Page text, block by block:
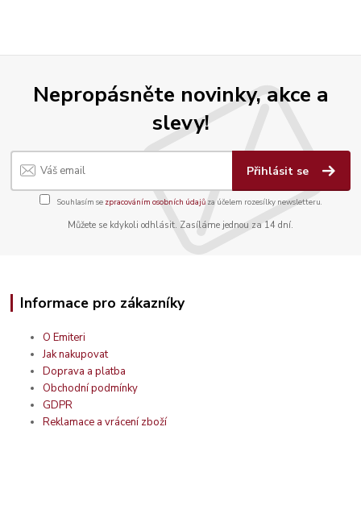
Nepropásněte novinky, akce a
slevy!
Přihlásit se
Souhlasím se zpracováním osobních údajůza účelem rozesílky newsletteru.
Můžete se kdykoli odhlásit. Zasíláme jednou za 14 dní.
Informace pro zákazníky
O Emiteri
Jak nakupovat
Doprava a platba
Obchodní podmínky
GDPR
Reklamace a vrácení zboží